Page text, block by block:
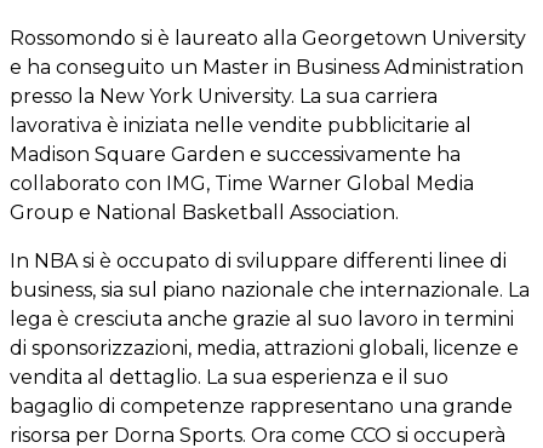
Rossomondo si è laureato alla Georgetown University
e ha conseguito un Master in Business Administration
presso la New York University. La sua carriera
lavorativa è iniziata nelle vendite pubblicitarie al
Madison Square Garden e successivamente ha
collaborato con IMG, Time Warner Global Media
Group e National Basketball Association.
In NBA si è occupato di sviluppare differenti linee di
business, sia sul piano nazionale che internazionale. La
lega è cresciuta anche grazie al suo lavoro in termini
di sponsorizzazioni, media, attrazioni globali, licenze e
vendita al dettaglio. La sua esperienza e il suo
bagaglio di competenze rappresentano una grande
risorsa per Dorna Sports. Ora come CCO si occuperà